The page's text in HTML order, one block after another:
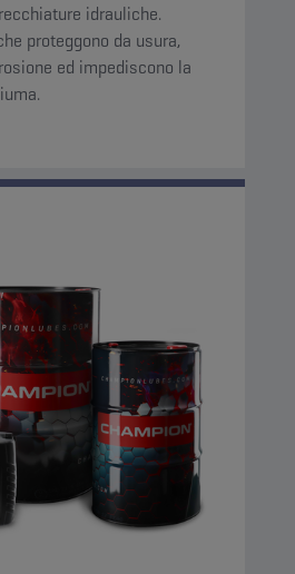
idrauliche.
proteggono da usura,
ed impediscono la